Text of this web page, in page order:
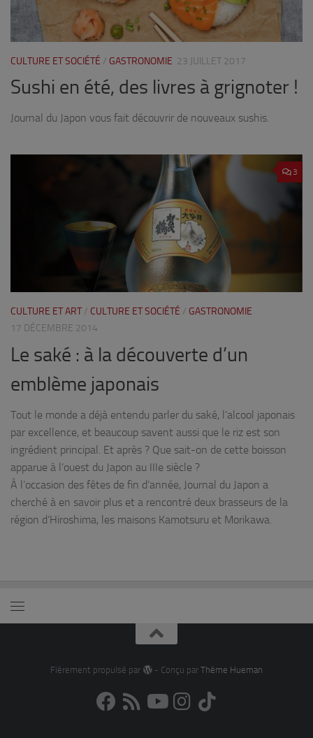
CULTURE ET SOCIÉTÉ / GASTRONOMIE 23 JUILLET 2017
Sushi en été, des livres à grignoter !
Journal du Japon vous fait découvrir de nouveaux sushis.
3
CULTURE ET ART / CULTURE ET SOCIÉTÉ / GASTRONOMIE
17 DÉCEMBRE 2014
Le saké : à la découverte d’un
emblème japonais
Tout le monde a déjà entendu parler du saké, l’alcool japonais
par excellence, et beaucoup savent aussi que le riz est son
ingrédient principal. Et après ? Que sait-on de cette boisson
apparue à l’ouest du Japon au IIIe siècle ?
À l’occasion des fêtes de fin d’année, Journal du Japon a
cherché à en savoir plus et a rencontré deux brasseurs de la
région d’Hiroshima, les maisons Kamotsuru et Morikawa.
Fièrement propulsé par - Conçu par Thème Hueman